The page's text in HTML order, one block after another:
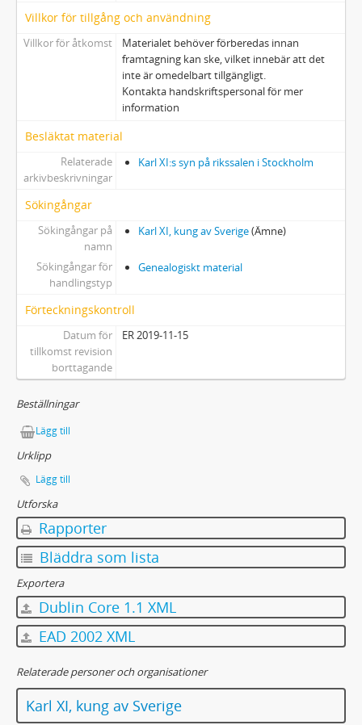
Villkor för tillgång och användning
Villkor för åtkomst
Materialet behöver förberedas innan
framtagning kan ske, vilket innebär att det
inte är omedelbart tillgängligt.
Kontakta handskriftspersonal för mer
information
Besläktat material
Relaterade
arkivbeskrivningar
Karl XI:s syn på rikssalen i Stockholm
Sökingångar
Sökingångar på
namn
Karl XI, kung av Sverige(Ämne)
Sökingångar för
handlingstyp
Genealogiskt material
Förteckningskontroll
Datum för
tillkomst revision
borttagande
ER 2019-11-15
Beställningar
Lägg till
Urklipp
Lägg till
Utforska
Rapporter
Bläddra som lista
Exportera
Dublin Core 1.1 XML
EAD 2002 XML
Relaterade personer och organisationer
Karl XI, kung av Sverige